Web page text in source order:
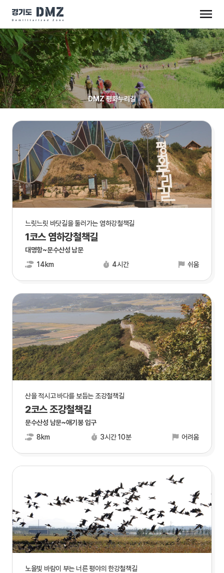
DMZ 평화누리길
느릿느릿 바닷길을 둘러가는 염하강철책길
1코스 염하강철책길
대명항~문수산성 남문
14km
4시간 쉬움
산을 적시고 바다를 보듬는 조강철책길
2코스 조강철책길
문수산성 남문~애기봉 입구
8km
3시간 10분 어려움
노을빛 바람이 부는 너른 평야의 한강철책길